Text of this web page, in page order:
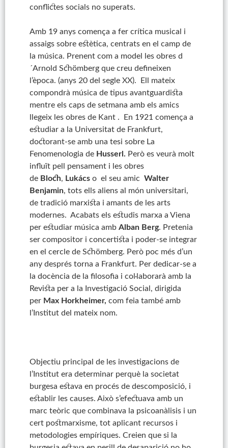
conflictes socials no superats.
Amb 19 anys comença a fer crítica musical i
assaigs sobre estètica, centrats en el camp de
la música. Prenent com a model les obres d
´Arnold Schömberg que creu defineixen
l’època. (anys 20 del segle XX). Ell mateix
compondrà música de tipus avantguardista
mentre els caps de setmana amb els amics
llegeix les obres de Kant . En 1921 comença a
estudiar a la Universitat de Frankfurt,
doctorant-se amb una tesi sobre La
Fenomenologia de Husserl. Però es veurà molt
influït pell pensament i les obres
de Bloch, Lukács o el seu amic Walter
Benjamin, tots ells aliens al món universitari,
de tradició marxista i amants de les arts
modernes. Acabats els estudis marxa a Viena
per estudiar música amb Alban Berg. Pretenia
ser compositor i concertista i poder-se integrar
en el cercle de Schömberg. Però poc més d’un
any després torna a Frankfurt. Per dedicar-se a
la docència de la filosofia i col·laborarà amb la
Revista per a la Investigació Social, dirigida
per Max Horkheimer, com feia també amb
l’Institut del mateix nom.
Objectiu principal de les investigacions de
l’Institut era determinar perquè la societat
burgesa estava en procés de descomposició, i
establir les causes. Això s’efectuava amb un
marc teòric que combinava la psicoanàlisis i un
cert postmarxisme, tot aplicant recursos i
metodologies empíriques. Creien que si la